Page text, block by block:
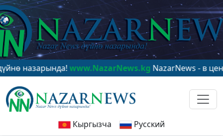
www.NazarNews.kgNazarNews - в центре
Кыргызча Русский